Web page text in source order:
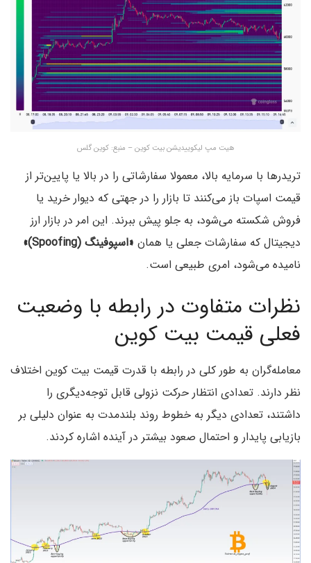
هیت مپ لیکوییدیشن بیت کوین – منبع: کوین گلس
تریدرها با سرمایه بالا، معمولا سفارشاتی را در بالا یا پایین‌تر از
قیمت اسپات باز می‌کنند تا بازار را در جهتی که دیوار خرید یا
فروش شکسته می‌شود، به جلو پیش ببرند. این امر در بازار ارز
دیجیتال که سفارشات جعلی یا همان «اسپوفینگ (Spoofing)»
نامیده می‌شود، امری طبیعی است.
نظرات متفاوت در رابطه با وضعیت
فعلی قیمت بیت کوین
معامله‌گران به طور کلی در رابطه با قدرت قیمت بیت کوین اختلاف
نظر دارند. تعدادی انتظار حرکت نزولی قابل توجه‌دیگری را
داشتند، تعدادی دیگر به خطوط روند بلندمدت به عنوان دلیلی بر
بازیابی پایدار و احتمال صعود بیشتر در آینده اشاره کردند.